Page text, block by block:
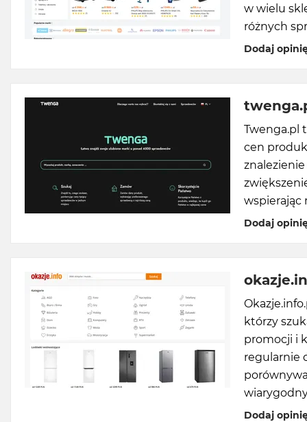
w wielu
różnych
Dodaj
Twenga.pl
cen
wspierając
Dodaj
którzy
promocji i
regularnie
Dodaj